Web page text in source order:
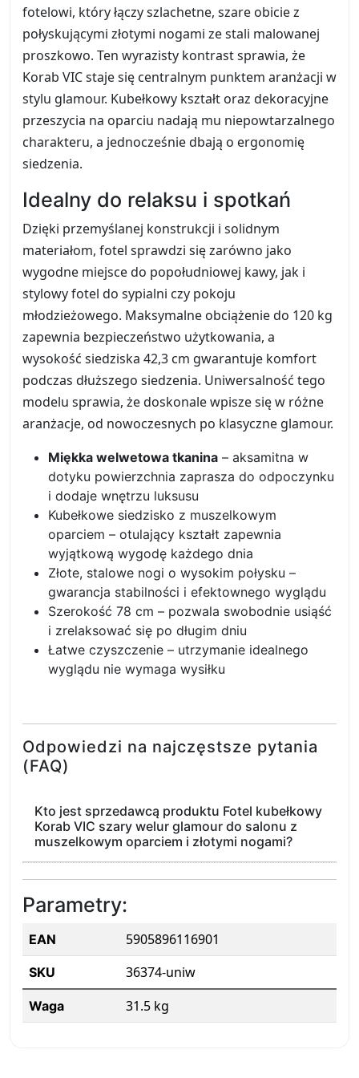
fotelowi, który łączy szlachetne, szare obicie z
połyskującymi złotymi nogami ze stali malowanej
proszkowo. Ten wyrazisty kontrast sprawia, że
Korab VIC staje się centralnym punktem aranżacji w
stylu glamour. Kubełkowy kształt oraz dekoracyjne
przeszycia na oparciu nadają mu niepowtarzalnego
charakteru, a jednocześnie dbają o ergonomię
siedzenia.
Idealny do relaksu i spotkań
Dzięki przemyślanej konstrukcji i solidnym
materiałom, fotel sprawdzi się zarówno jako
wygodne miejsce do popołudniowej kawy, jak i
stylowy fotel do sypialni czy pokoju
młodzieżowego. Maksymalne obciążenie do 120 kg
zapewnia bezpieczeństwo użytkowania, a
wysokość siedziska 42,3 cm gwarantuje komfort
podczas dłuższego siedzenia. Uniwersalność tego
modelu sprawia, że doskonale wpisze się w różne
aranżacje, od nowoczesnych po klasyczne glamour.
Miękka welwetowa tkanina – aksamitna w
dotyku powierzchnia zaprasza do odpoczynku
i dodaje wnętrzu luksusu
Kubełkowe siedzisko z muszelkowym
oparciem – otulający kształt zapewnia
wyjątkową wygodę każdego dnia
Złote, stalowe nogi o wysokim połysku –
gwarancja stabilności i efektownego wyglądu
Szerokość 78 cm – pozwala swobodnie usiąść
i zrelaksować się po długim dniu
Łatwe czyszczenie – utrzymanie idealnego
wyglądu nie wymaga wysiłku
Odpowiedzi na najczęstsze pytania
(FAQ)
Kto jest sprzedawcą produktu Fotel kubełkowy
Korab VIC szary welur glamour do salonu z
muszelkowym oparciem i złotymi nogami?
Parametry:
EAN 5905896116901
SKU 36374-uniw
Waga 31.5 kg